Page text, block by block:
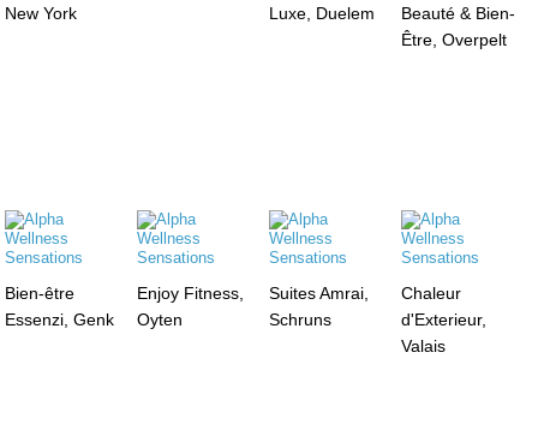
New York Luxe, Duelem
Beauté & Bien-
Être, Overpelt
Bien-être
Essenzi, Genk
Enjoy Fitness,
Oyten
Suites Amrai,
Schruns
Chaleur
d'Exterieur,
Valais